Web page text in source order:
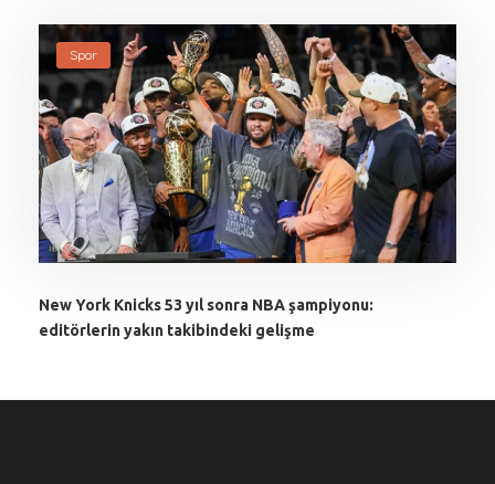
Spor
New York Knicks 53 yıl sonra NBA şampiyonu:
editörlerin yakın takibindeki gelişme